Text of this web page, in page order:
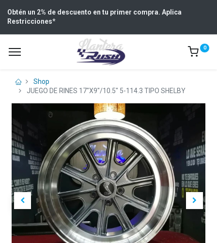
Obtén un 2% de descuento en tu primer compra. Aplica
Restricciones*
0
Shop
JUEGO DE RINES 17"X9"/10.5" 5-114.3 TIPO SHELBY